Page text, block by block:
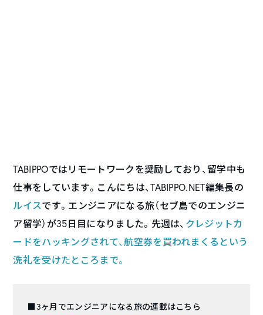
TABIPPOではリモートワークを奨励しており、留学中も
仕事をしています。こんにちは、TABIPPO.NET編集長の
ルイスです。エンジニアになる旅（セブ島でのエンジニ
ア留学）が35日目になりました。先週は、 クレジットカ
ードをハッキングされて、航空券を買われまくるという
洗礼を受けたところまで。
■3ヶ月でエンジニアになる旅の連載はこちら